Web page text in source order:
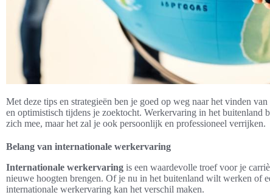
Met deze tips en strategieën ben je goed op weg naar het vinden
en optimistisch tijdens je zoektocht. Werkervaring in het buitenland
zich mee, maar het zal je ook persoonlijk en professioneel verrijken.
Belang van internationale werkervaring
Internationale werkervaring is een waardevolle troef voor je
nieuwe hoogten brengen. Of je nu in het buitenland wilt werken of
internationale werkervaring kan het verschil maken.